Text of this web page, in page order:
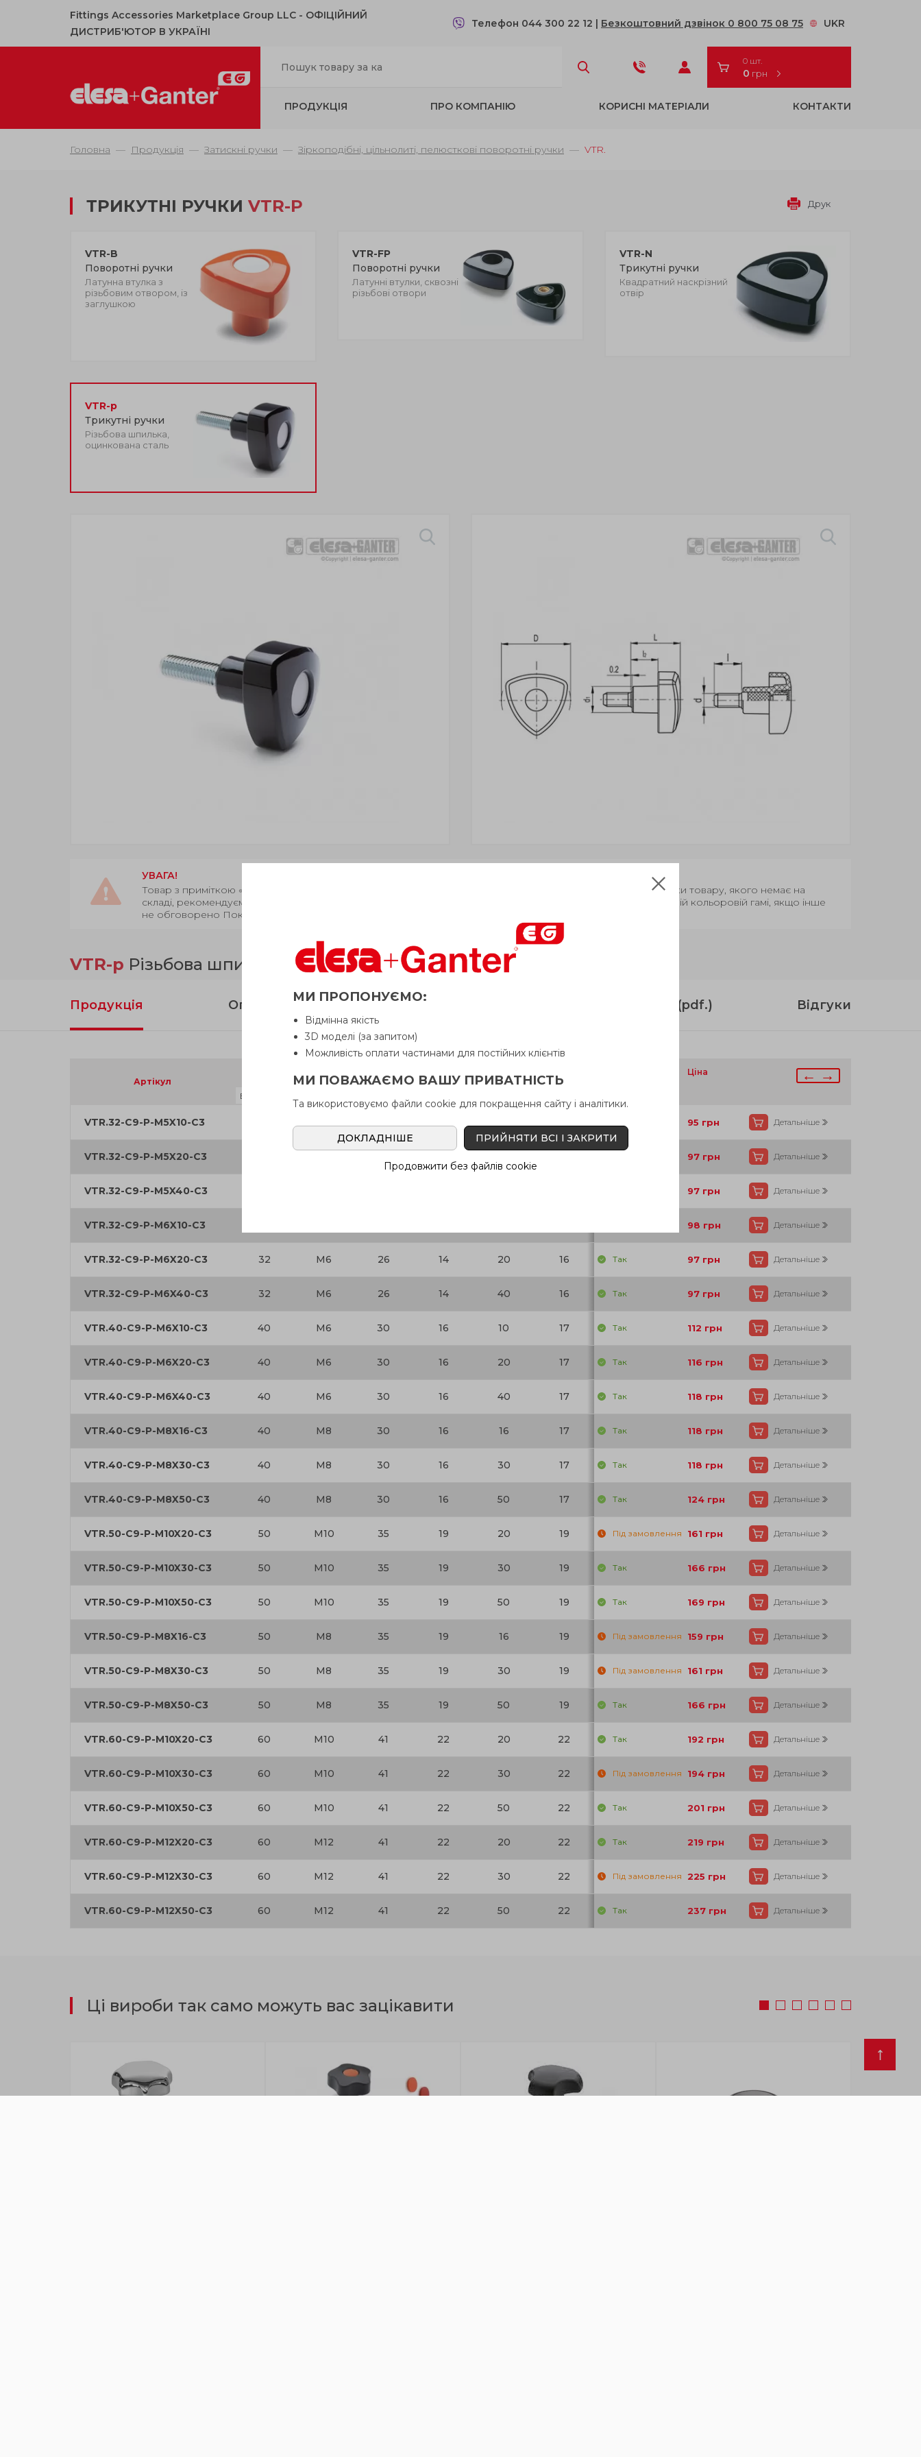
Fittings Accessories Marketplace Group LLC - OФІЦІЙНИЙ
ДИСТРИБ'ЮТОР В УКРАЇНІ
Телефон 044 300 22 12 | Безкоштовний дзвінок 0 800 75 08 75 UKR
0 шт.
0 грн
ПРОДУКЦІЯ ПРО КОМПАНІЮ КОРИСНІ МАТЕРІАЛИ КОНТАКТИ
Головна Продукція Затискні ручки Зіркоподібні, цільнолиті, пелюсткові поворотні ручки VTR.
ТРИКУТНІ РУЧКИ VTR-P Друк
VTR-B
Поворотні ручки
Латунна втулка з
різьбовим отвором, із
заглушкою
VTR-FP
Поворотні ручки
Латунні втулки, сквозні
різьбові отвори
VTR-N
Трикутні ручки
Квадратний наскрізний
отвір
VTR-p
Трикутні ручки
Різьбова шпилька,
оцинкована сталь
УВАГА!
Товар з приміткою «Є в наявності» відвантажується Покупцеві терміном
. Термін поставки товару, якого немає на
складі, рекомендуємо уточнити у Продавця. Продавець залишає за собою право відпускати товар у базовій кольоровій гамі, якщо інше
не обговорено Покупцем.
VTR-p Різьбова шпилька, оцинкована сталь
Продукція Опис Питання про продукцію Інструкція (pdf.) Відгуки
Артікул
Ціна ← →
VTR.32-C9-P-M5X10-C3 95 грн Детальніше
VTR.32-C9-P-M5X20-C3 97 грн Детальніше
VTR.32-C9-P-M5X40-C3 97 грн Детальніше
VTR.32-C9-P-M6X10-C3 98 грн Детальніше
VTR.32-C9-P-M6X20-C3 32 M6 26 14 20 16 Так 97 грн Детальніше
VTR.32-C9-P-M6X40-C3 32 M6 26 14 40 16 Так 97 грн Детальніше
VTR.40-C9-P-M6X10-C3 40 M6 30 16 10 17 Так 112 грн Детальніше
VTR.40-C9-P-M6X20-C3 40 M6 30 16 20 17 Так 116 грн Детальніше
VTR.40-C9-P-M6X40-C3 40 M6 30 16 40 17 Так 118 грн Детальніше
VTR.40-C9-P-M8X16-C3 40 M8 30 16 16 17 Так 118 грн Детальніше
VTR.40-C9-P-M8X30-C3 40 M8 30 16 30 17 Так 118 грн Детальніше
VTR.40-C9-P-M8X50-C3 40 M8 30 16 50 17 Так 124 грн Детальніше
VTR.50-C9-P-M10X20-C3 50 M10 35 19 20 19 Під замовлення 161 грн Детальніше
VTR.50-C9-P-M10X30-C3 50 M10 35 19 30 19 Так 166 грн Детальніше
VTR.50-C9-P-M10X50-C3 50 M10 35 19 50 19 Так 169 грн Детальніше
VTR.50-C9-P-M8X16-C3 50 M8 35 19 16 19 Під замовлення 159 грн Детальніше
VTR.50-C9-P-M8X30-C3 50 M8 35 19 30 19 Під замовлення 161 грн Детальніше
VTR.50-C9-P-M8X50-C3 50 M8 35 19 50 19 Так 166 грн Детальніше
VTR.60-C9-P-M10X20-C3 60 M10 41 22 20 22 Так 192 грн Детальніше
VTR.60-C9-P-M10X30-C3 60 M10 41 22 30 22 Під замовлення 194 грн Детальніше
VTR.60-C9-P-M10X50-C3 60 M10 41 22 50 22 Так 201 грн Детальніше
VTR.60-C9-P-M12X20-C3 60 M12 41 22 20 22 Так 219 грн Детальніше
VTR.60-C9-P-M12X30-C3 60 M12 41 22 30 22 Під замовлення 225 грн Детальніше
VTR.60-C9-P-M12X50-C3 60 M12 41 22 50 22 Так 237 грн Детальніше
Ці вироби так само можуть вас зацікавити
МИ ПРОПОНУЄМО:
Відмінна якість
3D моделі (за запитом)
Можливість оплати частинами для постійних клієнтів
МИ ПОВАЖАЄМО ВАШУ ПРИВАТНІСТЬ
Та використовуємо файли cookie для покращення сайту і аналітики.
ДОКЛАДНІШЕ ПРИЙНЯТИ ВСІ І ЗАКРИТИ
Продовжити без файлів cookie